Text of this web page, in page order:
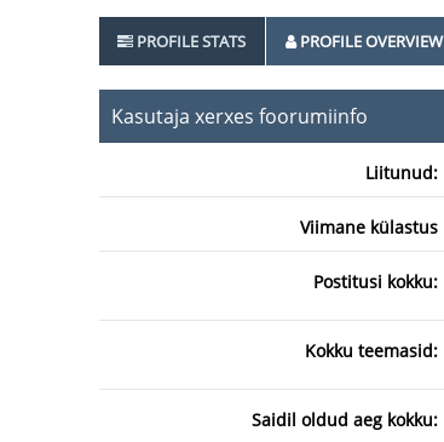
PROFILE STATS PROFILE OVERVIEW
Kasutaja xerxes foorumiinfo
Liitunud:
Viimane külastus
Postitusi kokku:
Kokku teemasid:
Saidil oldud aeg kokku: